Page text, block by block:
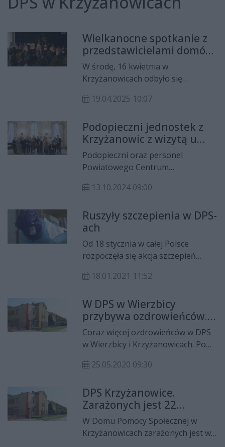
Wielkanocne spotkanie z
przedstawicielami domów
pomocy społecznej
W środę, 16 kwietnia w
Krzyżanowicach odbyło się
przedstawicieli domów pomocy
19.04.2025 10:07
Podopieczni jednostek z
Krzyżanowic z wizytą u
Pierwszej Damy RP
Podopieczni oraz personel
Powiatowego Centrum
Domu Pomocy Społecznej w
Prezydenckim Pierwszą Damę RP -
Agatę Kornhauser-Dudę. To ich
kolejne spotkanie z małżonką
prezydenta Andrzeja Dudy.
13.10.2024 09:00
Ruszyły szczepienia w DPS-
ach
Od 18 stycznia w całej Polsce
rozpoczęła się akcja szczepień
Domów Pomocy Społecznej. W
placówki.
18.01.2021 11:52
W DPS w Wierzbicy
przybywa ozdrowieńców.
W Krzyżanowicach wzrost
zakażeń
Coraz więcej ozdrowieńców w DPS
w Wierzbicy i Krzyżanowicach. Po
koronawirusa u pracowników i
negatywny.
25.05.2020 09:30
DPS Krzyżanowice.
Zarażonych jest 22
pracowników i trzy
mieszkanki
W Domu Pomocy Społecznej w
Krzyżanowicach zarażonych jest w